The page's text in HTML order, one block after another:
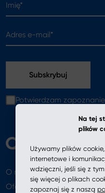
Na tej
plików
Używamy plików
internetowe i
wdzięczni, jeśli się z
się więcej o plikach
zapoznaj się z naszą
Potwierdzam
O nas
Oferta